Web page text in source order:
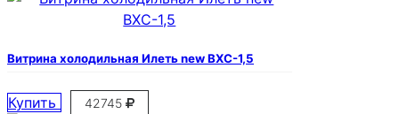
Витрина холодильная Илеть new ВХС-1,5
Купить 42745